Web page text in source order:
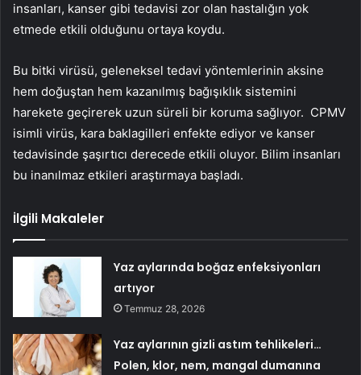
insanları, kanser gibi tedavisi zor olan hastalığın yok
etmede etkili olduğunu ortaya koydu.
Bu bitki virüsü, geleneksel tedavi yöntemlerinin aksine
hem doğuştan hem kazanılmış bağışıklık sistemini
harekete geçirerek uzun süreli bir koruma sağlıyor. CPMV
isimli virüs, kara baklagilleri enfekte ediyor ve kanser
tedavisinde şaşırtıcı derecede etkili oluyor. Bilim insanları
bu inanılmaz etkileri araştırmaya başladı.
İlgili Makaleler
Yaz aylarında boğaz enfeksiyonları
artıyor
Temmuz 28, 2026
Yaz aylarının gizli astım tehlikeleri…
Polen, klor, nem, mangal dumanına